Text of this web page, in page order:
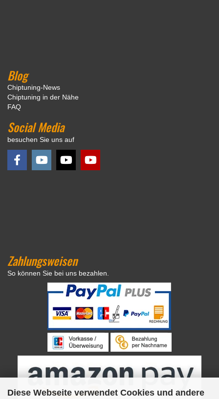
Diese Webseite verwendet Cookies und andere
Blog
Chiptuning-News
Chiptuning in der Nähe
FAQ
Social Media
besuchen Sie uns auf
Zahlungsweisen
So können Sie bei uns bezahlen.